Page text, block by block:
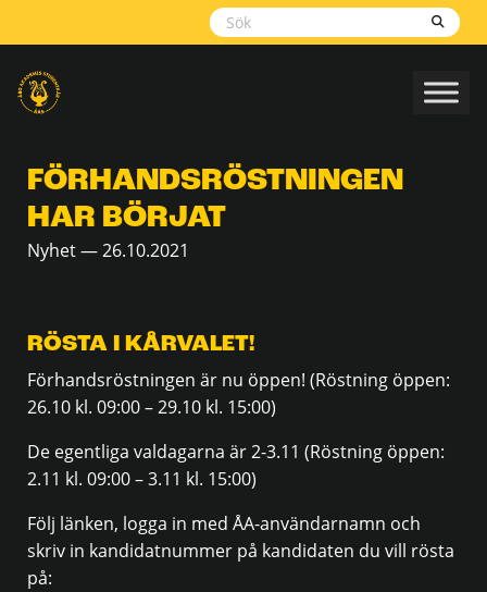
FÖRHANDSRÖSTNINGEN
HAR BÖRJAT
Nyhet — 26.10.2021
RÖSTA I KÅRVALET!
Förhandsröstningen är nu öppen! (Röstning öppen:
26.10 kl. 09:00 – 29.10 kl. 15:00)
De egentliga valdagarna är 2-3.11 (Röstning öppen:
2.11 kl. 09:00 – 3.11 kl. 15:00)
Följ länken, logga in med ÅA-användarnamn och
skriv in kandidatnummer på kandidaten du vill rösta
på: